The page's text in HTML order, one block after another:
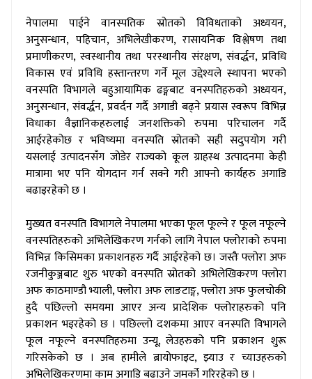
नेपालमा पाईने वानस्पतिक स्रोतको विविधताको अध्ययन,
अनुसन्धान, पहिचान, अभिलेखीकरण, रासायनिक विश्लेषण तथा
प्रमाणीकरण, स्वस्थानीय तथा परस्थानीय संरक्षण, संवर्द्धन, प्रविधि
विकास एवं प्रविधि हस्तान्तरण गर्ने मूल उद्देश्यले स्थापना भएको
वनस्पति विभागले बहुआयामिक ढङ्गबाट वनस्पतिहरुको अध्ययन,
अनुसन्धान, संवर्द्धन, प्रवर्दन गर्दै अगाडी बढ्ने प्रयास स्वरूप विभिन्न
विधाका वैज्ञानिकहरुलाई जनशक्तिको रुपमा परिचालन गर्दै
आईरहेकोछ र भविष्यमा वनस्पति स्रोतको सही सदुपयोग गरी
यसलाई उत्पादनसँग जोडेर राज्यको कूल ग्राहस्थ उत्पादनमा केही
मात्रामा भए पनि योगदान गर्न सक्ने गरी आफ्नो कार्यहरु अगाडि
बढाइरहेको छ ।
मुख्यत वनस्पति विभागले नेपालमा भएका फूल फूल्ने र फूल नफूल्ने
वनस्पतिहरुको अभिलेखिकरण गर्नको लागि नेपाल फ्लोराको रुपमा
विभिन्न किसिमका प्रकाशनहरु गर्दै आईरहेको छ। जस्तैः फ्लोरा अफ
रजनीकुञ्जबाट शुरु भएको वनस्पति स्रोतको अभिलेखिकरण फ्लोरा
अफ काठमाण्डौ भ्याली, फ्लोरा अफ लाङटाङ्ग, फ्लोरा अफ फुलचोकी
हुदै पछिल्लो समयमा आएर अन्य प्रादेशिक फ्लोराहरुको पनि
प्रकाशन भइरहेको छ । पछिल्लो दशकमा आएर वनस्पति विभागले
फूल नफूल्ने वनस्पतिहरुमा उन्यू, लेउहरुको पनि प्रकाशन शुरू
गरिसकेको छ । अब हामीले ब्रायोफाइट, झ्याउ र च्याउहरुको
अभिलेखिकरणमा काम अगाडि बढाउने जमर्को गरिरहेको छ ।